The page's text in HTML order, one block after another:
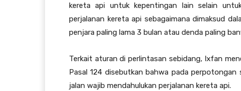
kereta api untuk kepentingan lain selain
perjalanan kereta api sebagaimana dimaksud
penjara paling lama 3 bulan atau denda paling
Terkait aturan di perlintasan sebidang, Ixfan
Pasal 124 disebutkan bahwa pada
jalan wajib mendahulukan perjalanan kereta api.